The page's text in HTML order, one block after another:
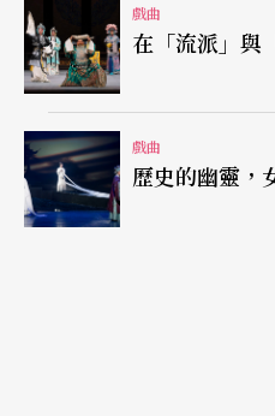
爺演得最長，等於是在兩
板，得到了適當的舒緩，
約演了兩小時十五分鐘
不會覺得冗長、疲倦，導
婁阿鼠在認罪畫押時說「
戲曲
在「流派」與
戲曲
歷史的幽靈，